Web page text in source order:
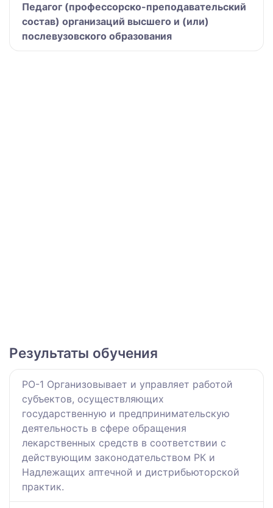
Педагог (профессорско-преподавательский
состав) организаций высшего и (или)
послевузовского образования
Результаты обучения
РО-1 Организовывает и управляет работой
субъектов, осуществляющих
государственную и предпринимательскую
деятельность в сфере обращения
лекарственных средств в соответствии с
действующим законодательством РК и
Надлежащих аптечной и дистрибьюторской
практик.